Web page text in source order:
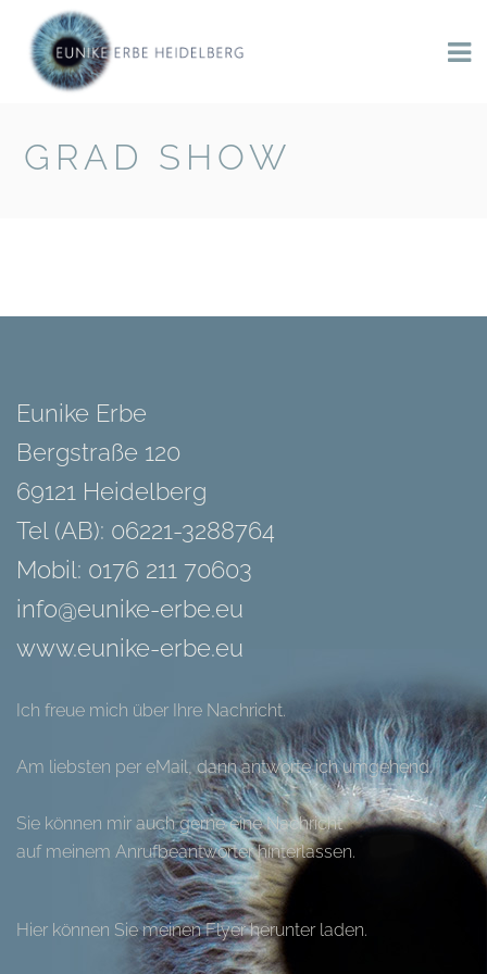
GRAD SHOW
Eunike Erbe
Bergstraße 120
69121 Heidelberg
Tel (AB): 06221-3288764
Mobil: 0176 211 70603
info@eunike-erbe.eu
www.eunike-erbe.eu
Ich freue mich über Ihre Nachricht.
Am liebsten per eMail, dann antworte ich umgehend.
Sie können mir auch gerne eine Nachricht
auf meinem Anrufbeantworter hinterlassen.
Hier können Sie meinen Flyer herunter laden.